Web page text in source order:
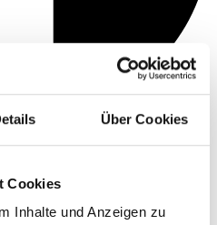
Über Cookies
Cookies
Inhalte und Anzeigen zu